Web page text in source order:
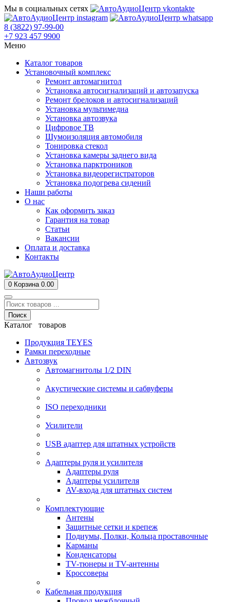
Мы в социальных сетях
8 (3822) 97-99-00
+7 923 457 9900
Меню
Каталог товаров
Установочный комплекс
Ремонт автомагнитол
Установка автосигнализаций и автозапуска
Ремонт брелоков и автосигнализаций
Установка мультимедиа
Установка автозвука
Цифровое ТВ
Шумоизоляция автомобиля
Тонировка стекол
Установка камеры заднего вида
Установка парктроников
Установка видеорегистраторов
Установка подогрева сидений
Наши работы
О нас
Как оформить заказ
Гарантия на товар
Статьи
Вакансии
Оплата и доставка
Контакты
0 Корзина 0.00
Поиск
Каталог товаров
Продукция TEYES
Рамки переходные
Автозвук
Автомагнитолы 1/2 DIN
Акустические системы и сабвуферы
ISO переходники
Усилители
USB адаптер для штатных устройств
Адаптеры руля и усилителя
Адаптеры руля
Адаптеры усилителя
AV-входа для штатных систем
Комплектующие
Антены
Защитные сетки и крепеж
Подиумы, Полки, Кольца проставочные
Карманы
Конденсаторы
TV-тюнеры и TV-антенны
Кроссоверы
Кабельная продукция